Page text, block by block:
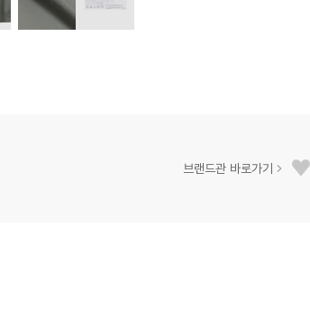
브랜드관 바로가기